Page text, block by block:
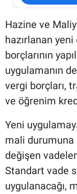
Hazine ve
hazırlanan
borçlarının
uygulamanın
vergi borçları,
ve öğrenim
Yeni
mali durumuna
değişen
Standart vade
uygulanacağı,